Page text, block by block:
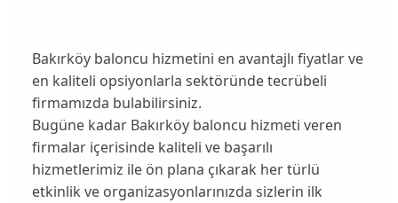
Bakırköy baloncu hizmetini en avantajlı fiyatlar ve
en kaliteli opsiyonlarla sektöründe tecrübeli
firmamızda bulabilirsiniz.
Bugüne kadar Bakırköy baloncu hizmeti veren
firmalar içerisinde kaliteli ve başarılı
hizmetlerimiz ile ön plana çıkarak her türlü
etkinlik ve organizasyonlarınızda sizlerin ilk